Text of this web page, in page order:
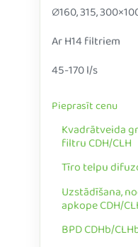
∅160, 315,
Ar H14 filtriem
45-170 l/s
Pieprasīt cenu
Kvadrātveida
filtru CDH/CLH
Tīro telpu
Uzstādīšana,
apkope CDH/
BPD CDHb/